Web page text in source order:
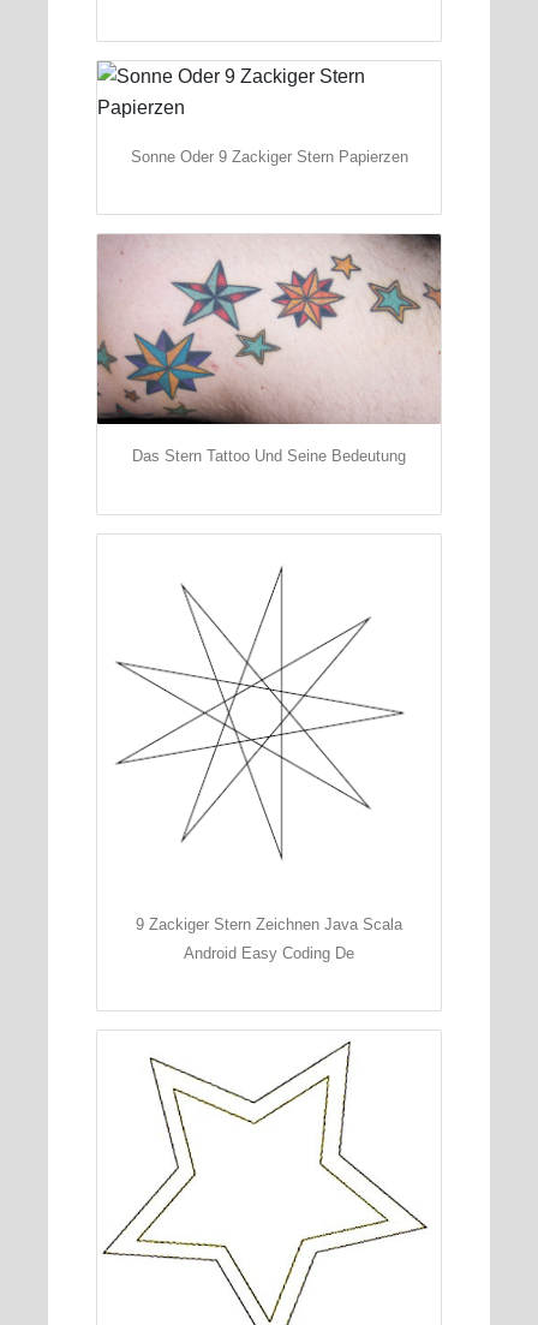
Sonne Oder 9 Zackiger Stern Papierzen
Das Stern Tattoo Und Seine Bedeutung
9 Zackiger Stern Zeichnen Java Scala
Android Easy Coding De